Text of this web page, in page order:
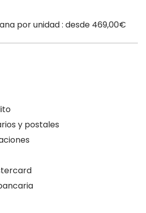
por unidad : desde 469,00€
y postales